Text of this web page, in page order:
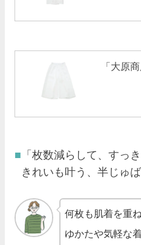
「大原
「枚数減らして、すっ
きれいも叶う、半じゅ
何枚も肌着を重
ゆかたや気軽な